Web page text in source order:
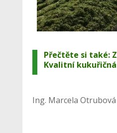
Přečtěte si také:
Kvalitní
Ing. Marcela Otrubová